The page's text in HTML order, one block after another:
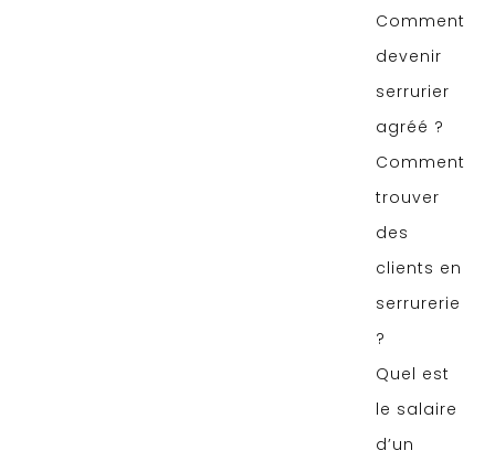
Comment
devenir
serrurier
agréé ?
Comment
trouver
des
clients en
serrurerie
?
Quel est
le salaire
d’un